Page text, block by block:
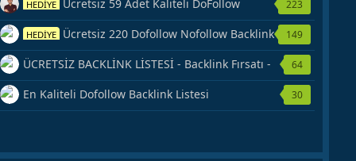
HEDİYE Ücretsiz 59 Adet Kaliteli DoFollow
Backlink Kaynağı Veriyorum.
223
HEDİYE Ücretsiz 220 Dofollow Nofollow Backlink
Veriyorum
149
ÜCRETSİZ BACKLİNK LİSTESİ - Backlink Fırsatı -
Hemen Yetiş!
64
En Kaliteli Dofollow Backlink Listesi 30